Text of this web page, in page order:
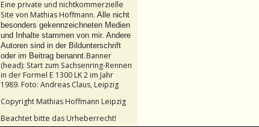
Eine private und nichtkommerzielle
Site von Mathias Hoffmann. Alle nicht
besonders gekennzeichneten Medien
und Inhalte stammen von mir. Andere
Autoren sind in der Bildunterschrift
oder im Beitrag benannt. Banner
(head): Start zum Sachsenring-Rennen
in der Formel E 1300 LK 2 im Jahr
1989. Foto: Andreas Claus, Leipzig
Copyright Mathias Hoffmann Leipzig
Beachtet bitte das Urheberrecht!